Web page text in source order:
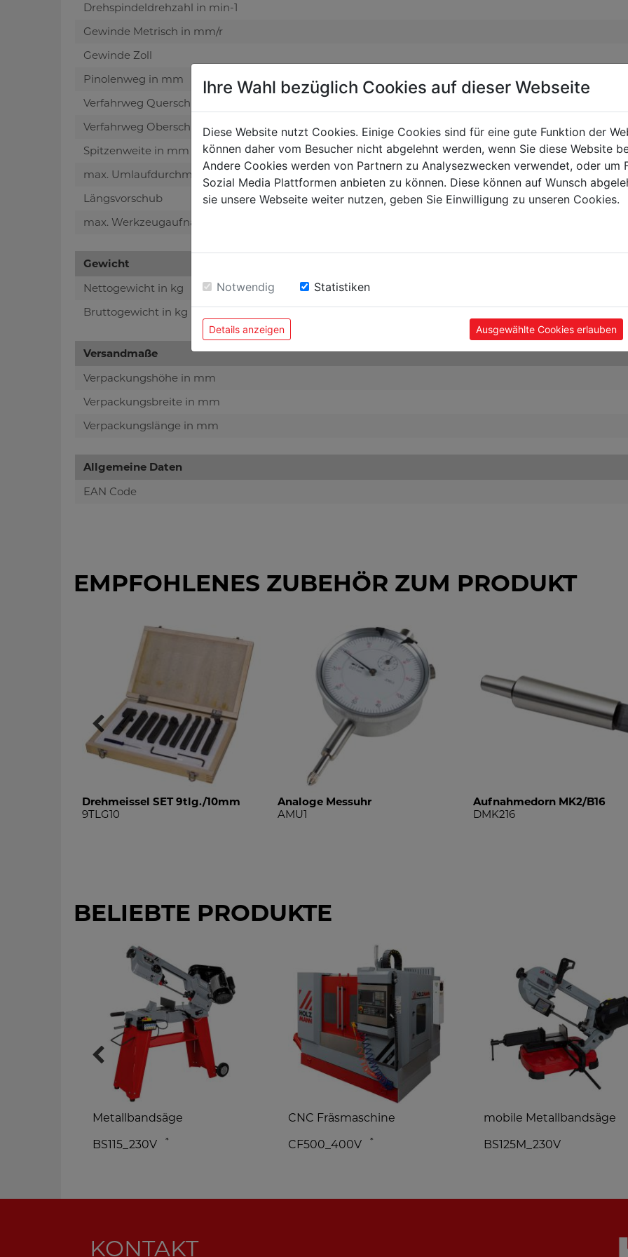
Drehspindeldrehzahl in min-1
Gewinde Metrisch in mm/r
Gewinde Zoll
Pinolenweg in mm
Verfahrweg Querschlitten in mm
Verfahrweg Oberschlitten in mm
Spitzenweite in mm
max. Umlaufdurchmesser Bett in mm
Längsvorschub
max. Werkzeugaufnahme
Gewicht
Nettogewicht in kg
Bruttogewicht in kg
Versandmaße
Verpackungshöhe in mm
Verpackungsbreite in mm
Verpackungslänge in mm
Allgemeine Daten
EAN Code
EMPFOHLENES ZUBEHÖR ZUM PRODUKT
Drehmeissel SET 9tlg./10mm
9TLG10
Analoge Messuhr
AMU1
Aufnahmedorn MK2/B16
DMK216
BELIEBTE PRODUKTE
Metallbandsäge
BS115_230V
*
CNC Fräsmaschine
CF500_400V
*
mobile Metallbandsäge
BS125M_230V
KONTAKT
Ihre Wahl bezüglich Cookies auf dieser Webseite
Diese Website nutzt Cookies. Einige Cookies sind für eine gute Funktion der
können daher vom Besucher nicht abgelehnt werden, wenn Sie diese Website
Andere Cookies werden von Partnern zu Analysezwecken verwendet, oder um
Sozial Media Plattformen anbieten zu können. Diese können auf Wunsch
sie unsere Webseite weiter nutzen, geben Sie Einwilligung zu unseren Cookies.
Notwendig Statistiken
Details anzeigen Ausgewählte Cookies erlauben